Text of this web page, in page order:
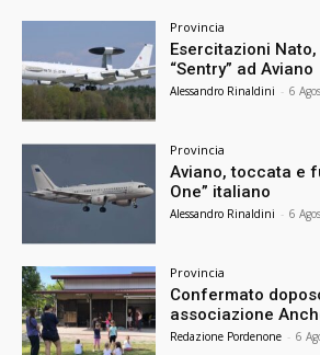
Provincia
Esercitazioni
“Sentry” ad Aviano
Alessandro Rinaldini - 6
Provincia
Aviano, toccata e
One” italiano
Alessandro Rinaldini - 6
Provincia
Confermato
associazione
Redazione Pordenone - 6